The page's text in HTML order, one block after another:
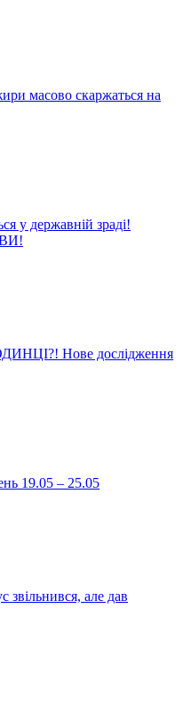
масово скаржаться на
у державній зраді!
Нове дослідження
19.05 – 25.05
але дав